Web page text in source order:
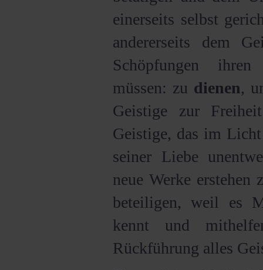
einerseits selbst
andererseits dem
Schöpfungen ihren
müssen: zu dienen,
Geistige zur
Geistige, das im
seiner Liebe
neue Werke erstehen
beteiligen, weil es
kennt und
Rückführung alles